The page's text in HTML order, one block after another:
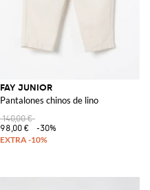
FAY JUNIOR
Pantalones chinos de lino
140,00 €
98,00 €
-30%